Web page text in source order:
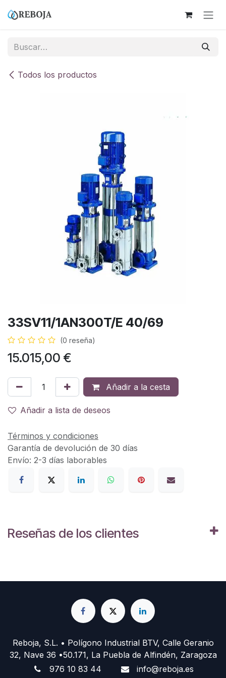
Todos los productos
33SV11/1AN300T/E 40/69
(0 reseña)
15.015,00 €
Añadir a la cesta
Añadir a lista de deseos
Términos y condiciones
Garantía de devolución de 30 días
Envío: 2-3 días laborables
Reseñas de los clientes
Reboja, S.L. • Polígono Industrial BTV, Calle Geranio
32, Nave 36 •50.171, La Puebla de Alfindén, Zaragoza
976 10 83 44
info@reboja.es